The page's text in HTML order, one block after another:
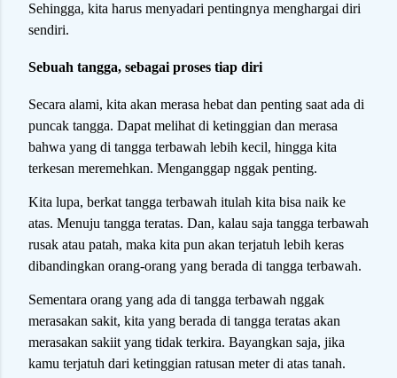
Sehingga, kita harus menyadari pentingnya menghargai diri
sendiri.
Sebuah tangga, sebagai proses tiap diri
Secara alami, kita akan merasa hebat dan penting saat ada di
puncak tangga. Dapat melihat di ketinggian dan merasa
bahwa yang di tangga terbawah lebih kecil, hingga kita
terkesan meremehkan. Menganggap nggak penting.
Kita lupa, berkat tangga terbawah itulah kita bisa naik ke
atas. Menuju tangga teratas. Dan, kalau saja tangga terbawah
rusak atau patah, maka kita pun akan terjatuh lebih keras
dibandingkan orang-orang yang berada di tangga terbawah.
Sementara orang yang ada di tangga terbawah nggak
merasakan sakit, kita yang berada di tangga teratas akan
merasakan sakiit yang tidak terkira. Bayangkan saja, jika
kamu terjatuh dari ketinggian ratusan meter di atas tanah.